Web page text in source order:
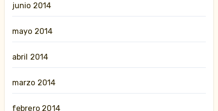
junio 2014
mayo 2014
abril 2014
marzo 2014
febrero 2014